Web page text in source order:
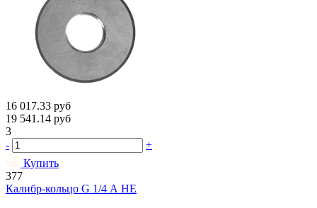
16 017.33 руб
19 541.14 руб
3
-
+
Купить
377
Калибр-кольцо G 1/4 А НЕ